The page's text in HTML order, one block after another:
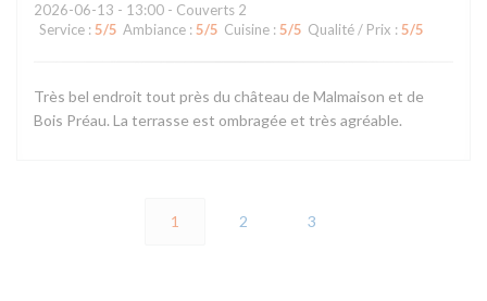
2026-06-13 - 13:00 - Couverts 2
Service : 5/5 Ambiance : 5/5 Cuisine : 5/5 Qualité / Prix : 5/5
Très bel endroit tout près du château de Malmaison et de
Bois Préau. La terrasse est ombragée et très agréable.
1 2 3